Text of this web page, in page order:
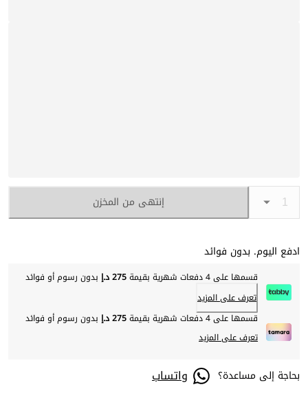
إنتهى من المخزن
ادفع اليوم. بدون فوائد
قسمها على 4 دفعات شهرية بقيمة 275 د.إ
بدون رسوم أو فوائد
تعرف على المزيد
قسمها على 4 دفعات شهرية بقيمة
275 د.إ
بدون رسوم أو فوائد
تعرف على المزيد
بحاجة إلى مساعدة؟ واتساب